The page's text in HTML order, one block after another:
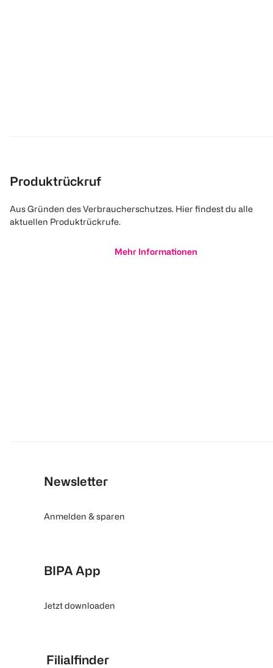
Produktrückruf
Aus Gründen des Verbraucherschutzes. Hier findest du alle
aktuellen Produktrückrufe.
Mehr Informationen
Newsletter
Anmelden & sparen
BIPA App
Jetzt downloaden
Filialfinder